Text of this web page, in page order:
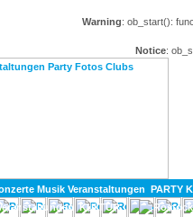
Warning: ob_start():
Notice:
PARTY
KULTUR